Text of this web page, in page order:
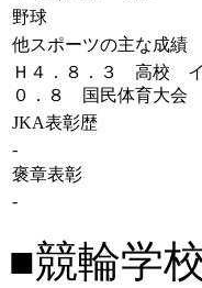
野球
他スポーツの主な成績
Ｈ４．８．３ 高校
０．８ 国民体育大会
JKA表彰歴
-
褒章表彰
-
■競輪学